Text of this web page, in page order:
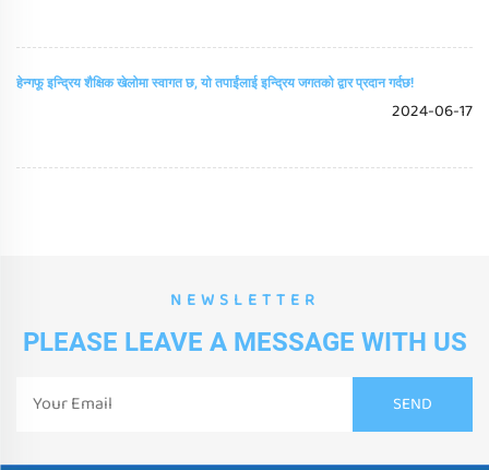
हेन्गफू इन्द्रिय शैक्षिक खेलोमा स्वागत छ, यो तपाईंलाई इन्द्रिय जगतको द्वार प्रदान गर्दछ!
2024-06-17
NEWSLETTER
PLEASE LEAVE A MESSAGE WITH US